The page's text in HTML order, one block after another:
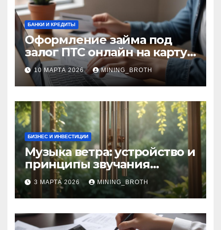
БАНКИ И КРЕДИТЫ
Оформление займа под
залог ПТС онлайн на карту
без визита в офис: порядок,
требования и документы
10 МАРТА 2026 MINING_BROTH
БИЗНЕС И ИНВЕСТИЦИИ
Музыка ветра: устройство и
принципы звучания
колокольчиков
3 МАРТА 2026 MINING_BROTH